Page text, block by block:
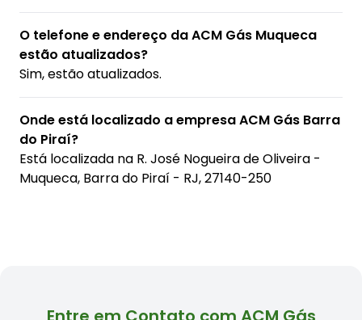
O telefone e endereço da ACM Gás Muqueca
estão atualizados?
Sim, estão atualizados.
Onde está localizado a empresa ACM Gás Barra
do Piraí?
Está localizada na R. José Nogueira de Oliveira -
Muqueca, Barra do Piraí - RJ, 27140-250